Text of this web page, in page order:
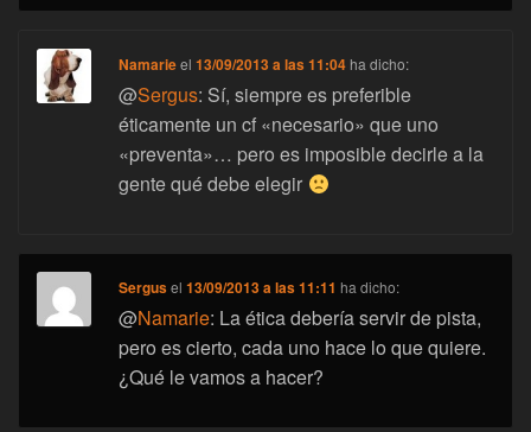
Namarieel13/09/2013 a las 11:04 ha dicho:
@Sergus: Sí, siempre es preferible
éticamente un cf «necesario» que uno
«preventa»… pero es imposible decirle a la
gente qué debe elegir
Sergusel13/09/2013 a las 11:11 ha dicho:
@Namarie: La ética debería servir de pista,
pero es cierto, cada uno hace lo que quiere.
¿Qué le vamos a hacer?